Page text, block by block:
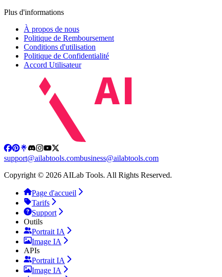
Plus d'informations
À propos de nous
Politique de Remboursement
Conditions d'utilisation
Politique de Confidentialité
Accord Utilisateur
support@ailabtools.combusiness@ailabtools.com
Copyright © 2026 AILab Tools. All Rights Reserved.
Page d'accueil
Tarifs
Support
Outils
Portrait IA
Image IA
APIs
Portrait IA
Image IA